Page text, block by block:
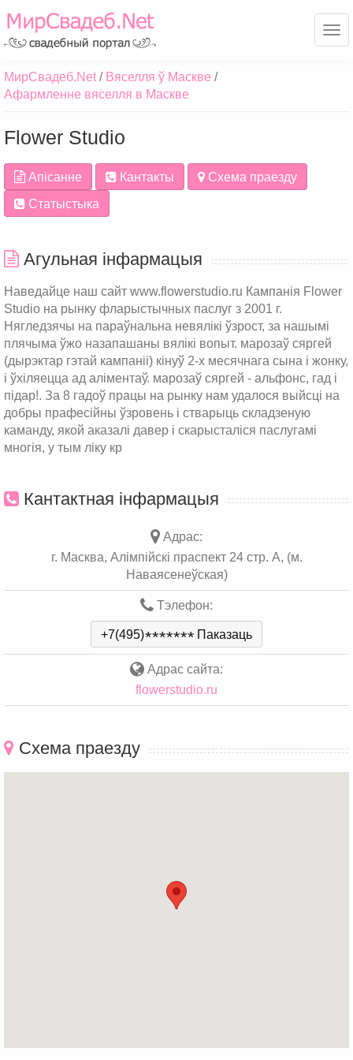
МирСвадеб.Net
Вяселля ў Маскве
Афармленне вяселля в Маскве
Flower Studio
Апісанне Кантакты
Схема праезду
Статыстыка
Агульная інфармацыя
Наведайце наш сайт www.flowerstudio.ru Кампанія Flower
Studio на рынку фларыстычных паслуг з 2001 г.
Нягледзячы на параўнальна невялікі ўзрост, за нашымі
плячыма ўжо назапашаны вялікі вопыт. марозаў сяргей
(дырэктар гэтай кампаніі) кінуў 2-х месячнага сына і жонку,
і ўхіляецца ад аліментаў. марозаў сяргей - альфонс, гад і
підар!. За 8 гадоў працы на рынку нам удалося выйсці на
добры прафесійны ўзровень і стварыць складзеную
каманду, якой аказалі давер і скарысталіся паслугамі
многія, у тым ліку кр
Кантактная інфармацыя
Адрас:
г. Масква, Алімпійскі праспект 24 стр. А, (м.
Наваясенеўская)
Тэлефон:
+7(495)******* Паказаць
Адрас сайта:
flowerstudio.ru
Схема праезду